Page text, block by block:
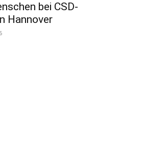
bei CSD-
Hannover